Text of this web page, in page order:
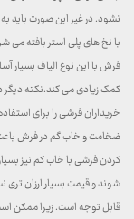
نشود. در غیر این صورت باید
با نخ های پلی استر بافته
فرش با این نوع الیاف
کمک زیادی می کند.نکته
خریداران فرشی را برای
ضخامت و خاب گم در فرش
کردن فرشی با خاب کم نیز
شوند و قیمت بسیار ارزان
قابل توجه است. زیرا ممکن